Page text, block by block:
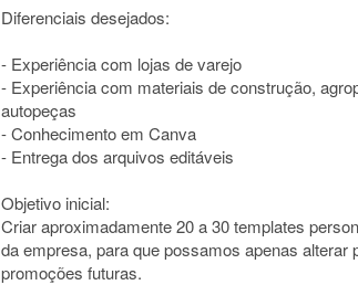
Diferenciais desejados:
- Experiência com lojas de varejo
- Experiência com materiais de construção,
autopeças
- Conhecimento em Canva
- Entrega dos arquivos editáveis
Objetivo inicial:
Criar aproximadamente 20 a 30 templates
da empresa, para que possamos apenas
promoções futuras.